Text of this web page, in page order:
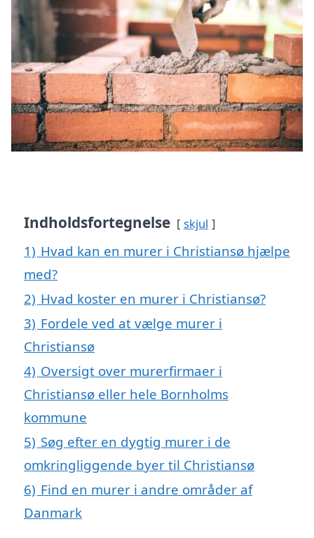
Indholdsfortegnelse skjul
1) Hvad kan en murer i Christiansø hjælpe
med?
2) Hvad koster en murer i Christiansø?
3) Fordele ved at vælge murer i
Christiansø
4) Oversigt over murerfirmaer i
Christiansø eller hele Bornholms
kommune
5) Søg efter en dygtig murer i de
omkringliggende byer til Christiansø
6) Find en murer i andre områder af
Danmark